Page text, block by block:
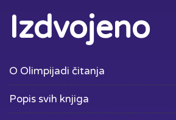
Izdvojeno
O Olimpijadi čitanja
Popis svih knjiga